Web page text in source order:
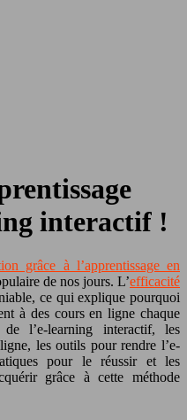
interactif !
grâce à l’apprentissage en
de nosjours. L’efficacité
ce qui explique pourquoi
à des cours en ligne chaque
l’e-learning interactif, les
les outils pour rendre l’e-
pour le réussir et les
grâce à cette méthode